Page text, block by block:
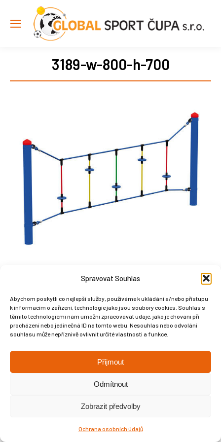
Spravovat Souhlas
Abychom poskytli co nejlepší služby, používáme k ukládání a/nebo přístupu
k informacím o zařízení, technologie jako jsou soubory cookies. Souhlas s
těmito technologiemi nám umožní zpracovávat údaje, jako je chování při
procházení nebo jedinečná ID na tomto webu. Nesouhlas nebo odvolání
souhlasu může nepříznivě ovlivnit určité vlastnosti a funkce.
Přijmout
Odmítnout
Zobrazit předvolby
Ochrana osobních údajů
3189-w-800-h-700
Copyright © Weiron Dynamics, s.r.o. |Tvorba webových stránek
SEO